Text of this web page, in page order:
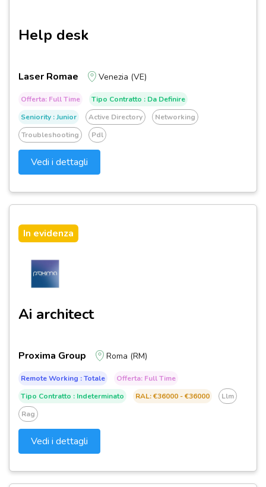
Help desk
Laser Romae Venezia (VE)
Offerta: Full Time
Tipo Contratto : Da Definire
Seniority : Junior
Active Directory
Networking
Troubleshooting
Pdl
Vedi i dettagli
In evidenza
Ai architect
Proxima Group Roma (RM)
Remote Working : Totale
Offerta: Full Time
Tipo Contratto : Indeterminato
RAL: €36000 - €36000
Llm
Rag
Vedi i dettagli